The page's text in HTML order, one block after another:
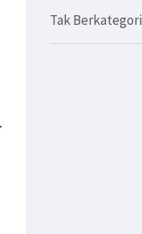
Tak Berkategori